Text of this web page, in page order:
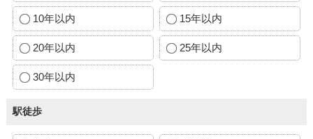
10年以内 15年以内
20年以内 25年以内
30年以内
駅徒歩